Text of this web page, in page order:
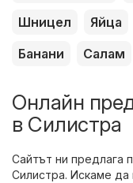
Шницел
Яйца
Банани
Салам
Онлайн
в Силистра
Сайтът ни предлага
Силистра. Искаме да